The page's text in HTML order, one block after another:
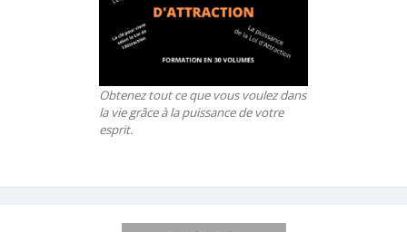
Obtenez tout ce que vous voulez dans
la vie grâce à la puissance de votre
esprit.